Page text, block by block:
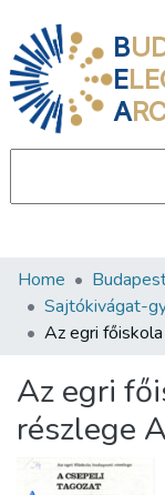
B
E
A
Communities &
All of DSpace
About us
Home
Sajtókivágat-
Az egri
részlege